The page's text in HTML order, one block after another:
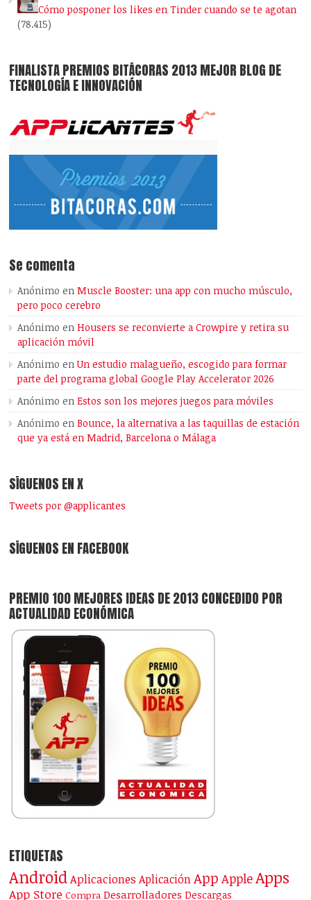
Cómo posponer los likes en Tinder cuando se te agotan
(78.415)
FINALISTA PREMIOS BITÁCORAS 2013 MEJOR BLOG DE
TECNOLOGÍA E INNOVACIÓN
Se comenta
Anónimo enMuscle Booster: una app con mucho músculo,
pero poco cerebro
Anónimo enHousers se reconvierte a Crowpire y retira su
aplicación móvil
Anónimo enUn estudio malagueño, escogido para formar
parte del programa global Google Play Accelerator 2026
Anónimo enEstos son los mejores juegos para móviles
Anónimo enBounce, la alternativa a las taquillas de estación
que ya está en Madrid, Barcelona o Málaga
SÍGUENOS EN X
Tweets por @applicantes
SÍGUENOS EN FACEBOOK
PREMIO 100 MEJORES IDEAS DE 2013 CONCEDIDO POR
ACTUALIDAD ECONÓMICA
ETIQUETAS
Android Aplicaciones Aplicación App AppleApps
App Store Compra Desarrolladores Descargas